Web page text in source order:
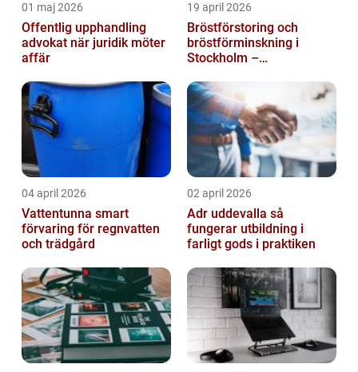
01 maj 2026
Offentlig upphandling
advokat när juridik möter
affär
19 april 2026
Bröstförstoring och
bröstförminskning i
Stockholm –
04 april 2026
Vattentunna smart
förvaring för regnvatten
och trädgård
02 april 2026
Adr uddevalla så
fungerar utbildning i
farligt gods i praktiken